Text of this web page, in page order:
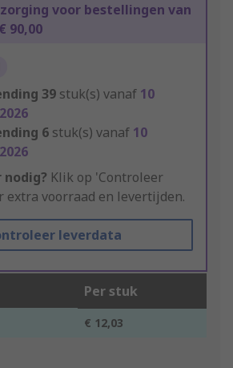
voor bestellingen van
90,00
39 stuk(s) vanaf 10
6 stuk(s) vanaf 10
Klik op 'Controleer
extra voorraad en levertijden.
leverdata
Per stuk
€ 12,03